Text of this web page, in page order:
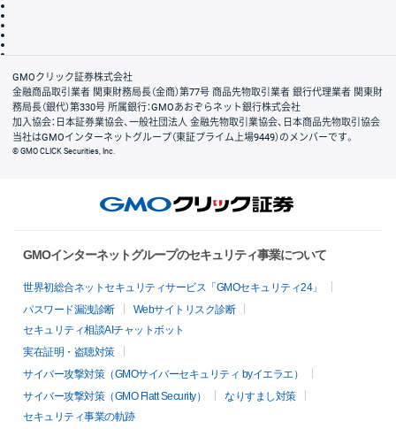
会社案内
GMOクリック証券株式会社
金融商品取引業者 関東財務局長（金商）第77号 商品先物取引業者 銀行代理業者 関東財
務局長（銀代）第330号 所属銀行：GMOあおぞらネット銀行株式会社
加入協会：日本証券業協会、一般社団法人 金融先物取引業協会、日本商品先物取引協会
当社はGMOインターネットグループ（東証プライム上場9449）のメンバーです。
© GMO CLICK Securities, Inc.
GMOインターネットグループのセキュリティ事業について
世界初総合ネットセキュリティサービス「GMOセキュリティ24」
パスワード漏洩診断
Webサイトリスク診断
セキュリティ相談AIチャットボット
実在証明・盗聴対策
サイバー攻撃対策（GMOサイバーセキュリティ byイエラエ）
サイバー攻撃対策（GMO Flatt Security）
なりすまし対策
セキュリティ事業の軌跡